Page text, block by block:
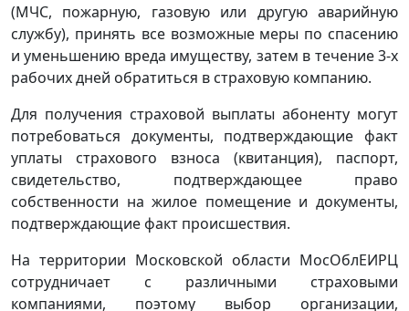
(МЧС, пожарную, газовую или другую аварийную
службу), принять все возможные меры по спасению
и уменьшению вреда имуществу, затем в течение 3-х
рабочих дней обратиться в страховую компанию.
Для получения страховой выплаты абоненту могут
потребоваться документы, подтверждающие факт
уплаты страхового взноса (квитанция), паспорт,
свидетельство, подтверждающее право
собственности на жилое помещение и документы,
подтверждающие факт происшествия.
На территории Московской области МосОблЕИРЦ
сотрудничает с различными страховыми
компаниями, поэтому выбор организации,